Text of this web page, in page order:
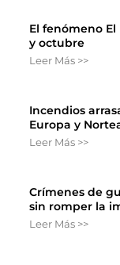
El fenómeno
y octubre
Leer Más >>
Incendios
Europa y
Leer Más >>
Crímenes de
sin romper la
Leer Más >>